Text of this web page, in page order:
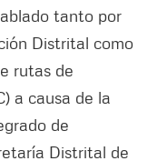
tanto por
Distrital como
rutas de
a causa de la
de
Distrital de